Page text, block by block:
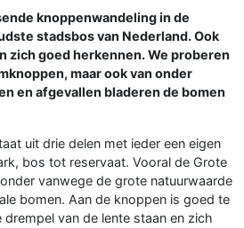
knoppenwandeling in de
stadsbos van Nederland. Ook
zich goed herkennen. We proberen
maar ook van onder
en afgevallen bladeren de bomen
uit drie delen met ieder een eigen
bos tot reservaat. Vooral de Grote
vanwege de grote natuurwaarde
bomen. Aan de knoppen is goed te
van de lente staan en zich